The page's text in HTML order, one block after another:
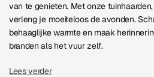
van te genieten. Met onze
verleng je moeiteloos de avonden.
behaaglijke warmte en maak
branden als het vuur zelf.
Lees verder